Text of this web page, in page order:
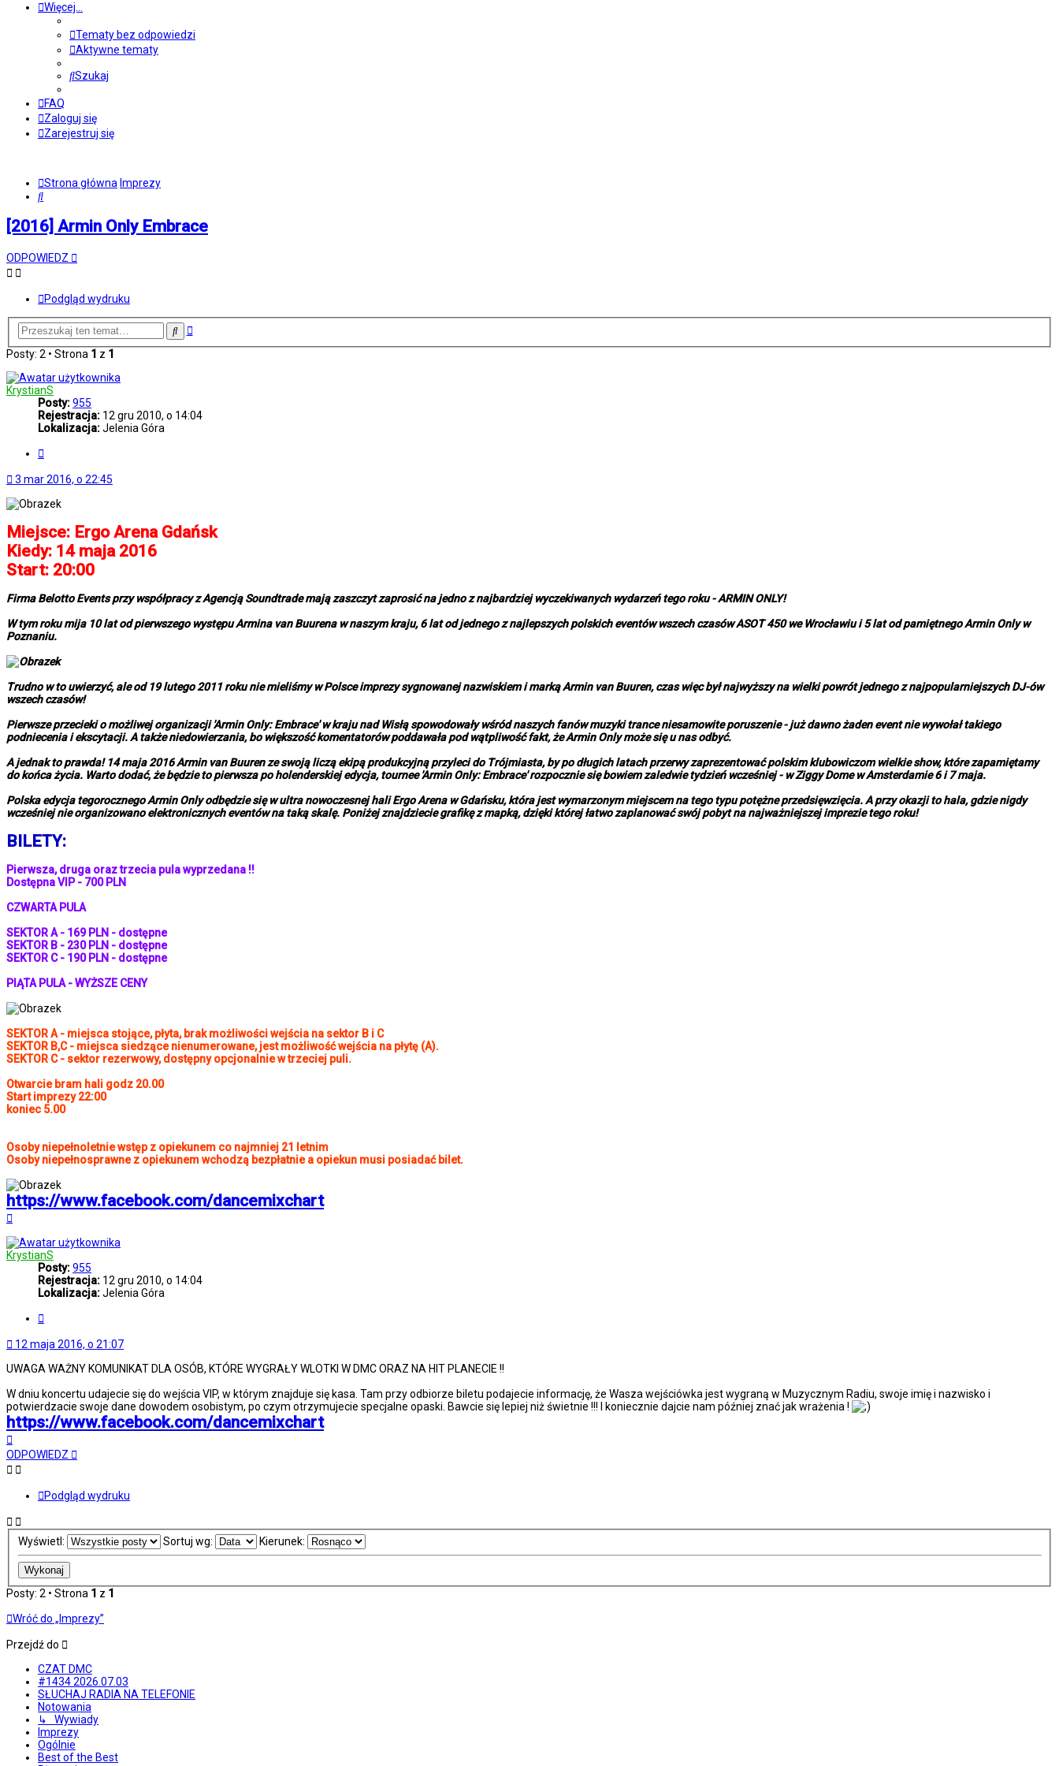
Więcej…
Tematy bez odpowiedzi
Aktywne tematy
Szukaj
FAQ
Zaloguj się
Zarejestruj się
Strona główna Imprezy
Szukaj
[2016] Armin Only Embrace
ODPOWIEDZ
Podgląd wydruku
SzukajWyszukiwanie
Posty: 2 • Strona 1 z 1
KrystianS
Posty:955
Rejestracja: 12 gru 2010, o 14:04
Lokalizacja:Jelenia Góra
3 mar 2016, o 22:45
Miejsce: Ergo Arena Gdańsk
Kiedy: 14 maja 2016
Start: 20:00
Firma Belotto Events przy współpracy z Agencją Soundtrade mają zaszczyt zaprosić na jedno z najbardziej wyczekiwanych wydarzeń tego roku - ARMIN ONLY!
W tym roku mija 10 lat od pierwszego występu Armina van Buurena w naszym kraju, 6 lat od jednego z najlepszych polskich eventów wszech czasów ASOT 450 we Wrocławiu i 5 lat od pamiętnego Armin Only w
Poznaniu.
Trudno w to uwierzyć, ale od 19 lutego 2011 roku nie mieliśmy w Polsce imprezy sygnowanej nazwiskiem i marką Armin van Buuren, czas więc był najwyższy na wielki powrót jednego z najpopularniejszych DJ-ów
wszech czasów!
Pierwsze przecieki o możliwej organizacji 'Armin Only: Embrace' w kraju nad Wisłą spowodowały wśród naszych fanów muzyki trance niesamowite poruszenie - już dawno żaden event nie wywołał takiego
podniecenia i ekscytacji. A także niedowierzania, bo większość komentatorów poddawała pod wątpliwość fakt, że Armin Only może się u nas odbyć.
A jednak to prawda! 14 maja 2016 Armin van Buuren ze swoją liczą ekipą produkcyjną przyleci do Trójmiasta, by po długich latach przerwy zaprezentować polskim klubowiczom wielkie show, które zapamiętamy
do końca życia. Warto dodać, że będzie to pierwsza po holenderskiej edycja, tournee 'Armin Only: Embrace' rozpocznie się bowiem zaledwie tydzień wcześniej - w Ziggy Dome w Amsterdamie 6 i 7 maja.
Polska edycja tegorocznego Armin Only odbędzie się w ultra nowoczesnej hali Ergo Arena w Gdańsku, która jest wymarzonym miejscem na tego typu potężne przedsięwzięcia. A przy okazji to hala, gdzie nigdy
wcześniej nie organizowano elektronicznych eventów na taką skalę. Poniżej znajdziecie grafikę z mapką, dzięki której łatwo zaplanować swój pobyt na najważniejszej imprezie tego roku!
BILETY:
Pierwsza, druga oraz trzecia pula wyprzedana !!
Dostępna VIP - 700 PLN
CZWARTA PULA
SEKTOR A - 169 PLN - dostępne
SEKTOR B - 230 PLN - dostępne
SEKTOR C - 190 PLN - dostępne
PIĄTA PULA - WYŻSZE CENY
SEKTOR A - miejsca stojące, płyta, brak możliwości wejścia na sektor B i C
SEKTOR B,C - miejsca siedzące nienumerowane, jest możliwość wejścia na płytę (A).
SEKTOR C - sektor rezerwowy, dostępny opcjonalnie w trzeciej puli.
Otwarcie bram hali godz 20.00
Start imprezy 22:00
koniec 5.00
Osoby niepełnoletnie wstęp z opiekunem co najmniej 21 letnim
Osoby niepełnosprawne z opiekunem wchodzą bezpłatnie a opiekun musi posiadać bilet.
https://www.facebook.com/dancemixchart
KrystianS
Posty:955
Rejestracja: 12 gru 2010, o 14:04
Lokalizacja:Jelenia Góra
12 maja 2016, o 21:07
UWAGA WAŻNY KOMUNIKAT DLA OSÓB, KTÓRE WYGRAŁY WLOTKI W DMC ORAZ NA HIT PLANECIE !!
W dniu koncertu udajecie się do wejścia VIP, w którym znajduje się kasa. Tam przy odbiorze biletu podajecie informację, że Wasza wejściówka jest wygraną w Muzycznym Radiu, swoje imię i nazwisko i
potwierdzacie swoje dane dowodem osobistym, po czym otrzymujecie specjalne opaski. Bawcie się lepiej niż świetnie !!! I koniecznie dajcie nam później znać jak wrażenia !
https://www.facebook.com/dancemixchart
górę
ODPOWIEDZ
Podgląd wydruku
Wyświetl: Sortuj wg: Kierunek:
Posty: 2 • Strona 1 z 1
Wróć do „Imprezy”
Przejdź do
CZAT DMC
#1434 2026.07.03
SŁUCHAJ RADIA NA TELEFONIE
Notowania
↳ Wywiady
Imprezy
Ogólnie
Best of the Best